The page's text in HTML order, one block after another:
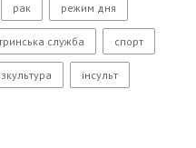
рак режим дня
служба спорт
інсульт